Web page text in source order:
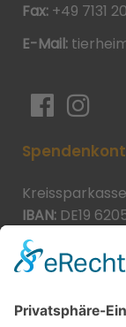
Fax: +49 7131
E-Mail:
IBAN: DE19
BIC:
Spende